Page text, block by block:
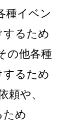
種イベン
するため
の他各種
するため
頼や、
ため